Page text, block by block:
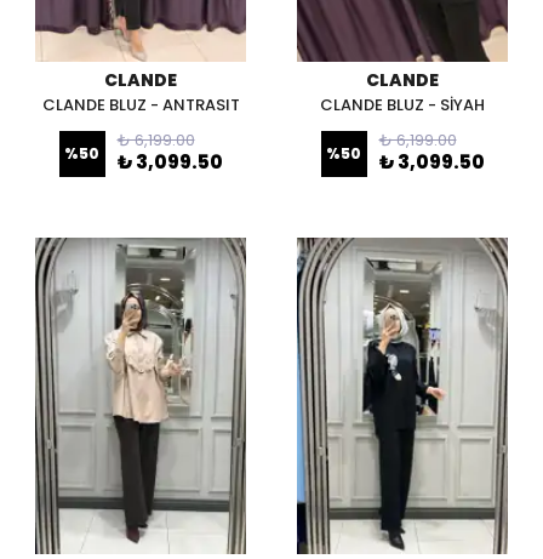
CLANDE
CLANDE BLUZ - ANTRASIT
%50
₺ 6,199.00
₺ 3,099.50
CLANDE
CLANDE BLUZ - SİYAH
%50
₺ 6,199.00
₺ 3,099.50